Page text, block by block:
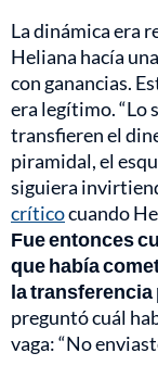
La dinámica era
Heliana hacía
con ganancias.
era legítimo. “Lo
transfieren el
piramidal, el
siguiera
críticocuando
Fue entonces
que había
la transferencia
preguntó cuál
vaga: “No